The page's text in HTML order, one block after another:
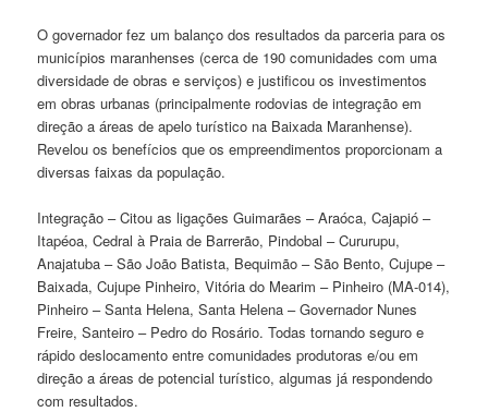
O governador fez um balanço dos resultados da parceria para os
municípios maranhenses (cerca de 190 comunidades com uma
diversidade de obras e serviços) e justificou os investimentos
em obras urbanas (principalmente rodovias de integração em
direção a áreas de apelo turístico na Baixada Maranhense).
Revelou os benefícios que os empreendimentos proporcionam a
diversas faixas da população.
Integração – Citou as ligações Guimarães – Araóca, Cajapió –
Itapéoa, Cedral à Praia de Barrerão, Pindobal – Cururupu,
Anajatuba – São João Batista, Bequimão – São Bento, Cujupe –
Baixada, Cujupe Pinheiro, Vitória do Mearim – Pinheiro (MA-014),
Pinheiro – Santa Helena, Santa Helena – Governador Nunes
Freire, Santeiro – Pedro do Rosário. Todas tornando seguro e
rápido deslocamento entre comunidades produtoras e/ou em
direção a áreas de potencial turístico, algumas já respondendo
com resultados.